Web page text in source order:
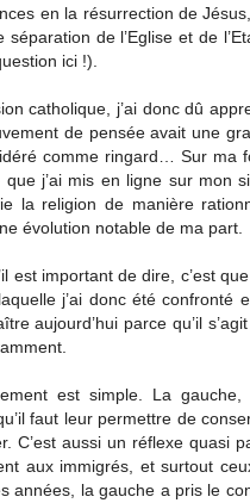
en la résurrection de
séparation de l’Eglise et de
ici !).
catholique, j’ai donc dû
de pensée avait une
comme ringard… Sur ma
j’ai mis en ligne sur mon
la religion de manière
évolution notable de ma part.
est important de dire, c’est
j’ai donc été confronté
aujourd’hui parce qu’il
est simple. La
faut leur permettre de
C’est aussi un réflexe quasi
aux immigrés, et surtout
années, la gauche a pris le